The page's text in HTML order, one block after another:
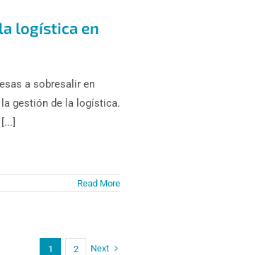
logística en
a sobresalir en
gestión de la logística.
Read More
1 2 Next